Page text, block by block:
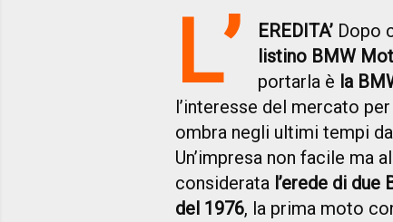
L’ EREDITA’ Dopo
listino BMW
portarla è la
l’interesse del mercato
ombra negli ultimi tempi
Un’impresa non facile ma
considerata l’erede di due
del 1976, la prima moto